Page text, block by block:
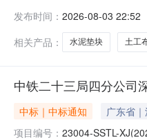
发布时间： 2026-08-03 22:52
相关产品：
水泥垫块 土工
中铁二十三局四分公司
中标｜中标通知 广东省
项目编号： 23004-SSTL-